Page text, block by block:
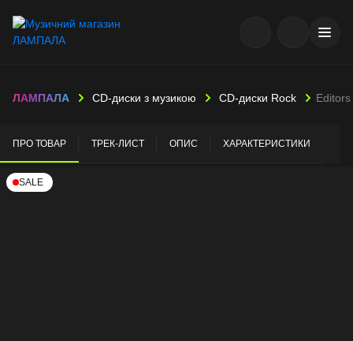
ЛАМПАЛА CD-диски з музикою CD-диски Rock
ПРО ТОВАР ТРЕК-ЛИСТ ОПИС ХАРАКТЕРИСТИКИ
SALE